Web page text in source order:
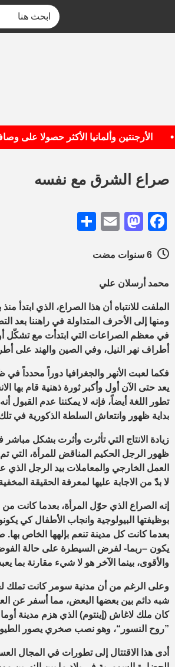
الأرجنتين وألمانيا الأكثر حصولا على وصافة
صراع الشرق مع نفسه
Facebook
Mastodon
Email
محمد أرسلان علي
الملفت للانتباه أن هذا الصراع، الذي ابتدأ
ومنها إلى الأحرف المتداولة في راهننا بعد
في معظم الصراعات التي ابتدأت مع تشكّل
أطراف نهر النيل، وفي الصين والهند على
فكما لعبت الأنهر والجغرافيا دوراً محدداً في
يعد حتى الآن أول وأكبر ثورة ذهنية قام بها
تطور اللغة أيضاً، فإنه لا يمكننا عدم
بداية ظهور وانتعاش السلطة الذكورية في
زيادة الانتاج التي تأثرت وأثرت بشكل
ظهور الرجل الحكيم المناقض للمرأة، التي
العمل الخارجي والمعاملات بيد الرجل
لا بدّ من الاجابة عليها لمعرفة الحقيقة
إنه الصراع الذي حوّل المرأة، بعدما كانت
بوظيفتها البيولوجية وانجاب الأطفال كي
بعدما كانت كل مدينة تنعم بإلهها الخاص
يكون –ربما- لفرض السيطرة على حالة
والأقوى، بينما الآخر هو لا شيء مقارنة بما
وعلى الرغم من أن مدنية سومر كانت تملك
شبه دائم بين بعضها البعض، مما أسفر عن
”روح النسور“، وهو نصب صخري يصور
أدى هذا الاقتتال إلى تطورات في المجال